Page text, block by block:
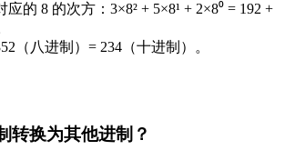
的 8 的次方：3×8² + 5×8¹ + 2×8⁰ = 192 +
（八进制）= 234（十进制）。
转换为其他进制？